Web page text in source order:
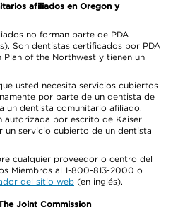
afiliados en Oregon y
no forman parte de PDA
Son dentistas certificados por PDA
Plan of the Northwest y tienen un
usted necesita servicios cubiertos
por parte de un dentista de
un dentista comunitario afiliado.
autorizada por escrito de Kaiser
un servicio cubierto de un dentista
cualquier proveedor o centro del
Miembros al 1-800-813-2000 o
del sitio web (en inglés).
Joint Commission